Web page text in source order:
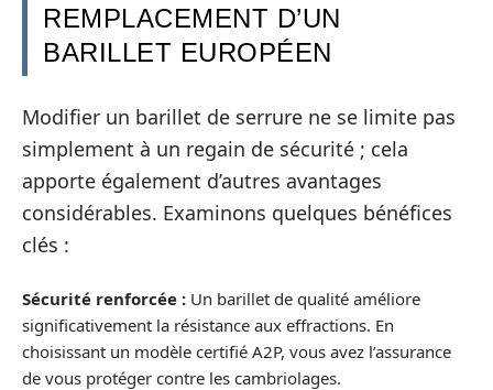
REMPLACEMENT D’UN
BARILLET EUROPÉEN
Modifier un barillet de serrure ne se limite pas
simplement à un regain de sécurité ; cela
apporte également d’autres avantages
considérables. Examinons quelques bénéfices
clés :
Sécurité renforcée : Un barillet de qualité améliore
significativement la résistance aux effractions. En
choisissant un modèle certifié A2P, vous avez l’assurance
de vous protéger contre les cambriolages.